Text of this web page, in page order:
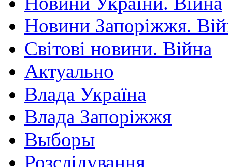
Новини Запоріжжя.
Світові новини. Війна
Актуально
Влада Україна
Влада Запоріжжя
Выборы
Розслідування